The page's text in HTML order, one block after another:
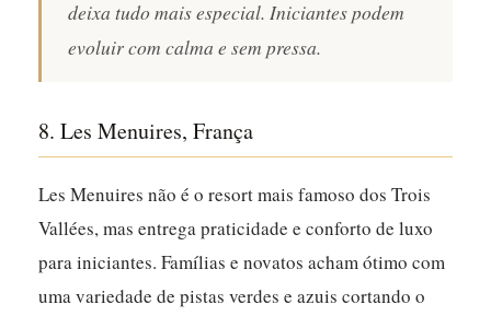
deixa tudo mais especial. Iniciantes podem
evoluir com calma e sem pressa.
8. Les Menuires, França
Les Menuires não é o resort mais famoso dos Trois
Vallées, mas entrega praticidade e conforto de luxo
para iniciantes.Famílias e novatos acham ótimo com
uma variedade de pistas verdes e azuis cortando o